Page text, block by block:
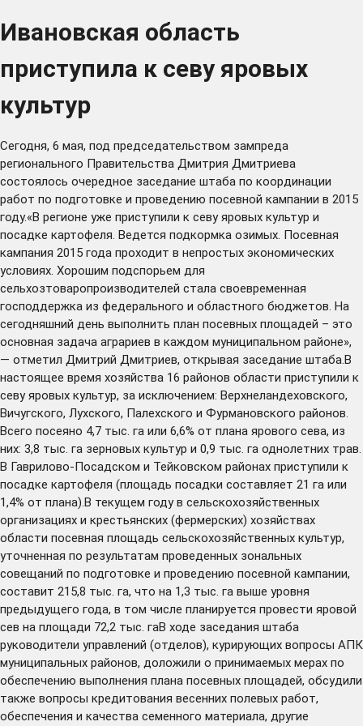
Ивановская область
приступила к севу яровых
культур
Сегодня, 6 мая, под председательством зампреда
регионального Правительства Дмитрия Дмитриева
состоялось очередное заседание штаба по координации
работ по подготовке и проведению посевной кампании в 2015
году.«В регионе уже приступили к севу яровых культур и
посадке картофеля. Ведется подкормка озимых. Посевная
кампания 2015 года проходит в непростых экономических
условиях. Хорошим подспорьем для
сельхозтоваропроизводителей стала своевременная
господдержка из федерального и областного бюджетов. На
сегодняшний день выполнить план посевных площадей – это
основная задача аграриев в каждом муниципальном районе»,
— отметил Дмитрий Дмитриев, открывая заседание штаба.В
настоящее время хозяйства 16 районов области приступили к
севу яровых культур, за исключением: Верхнеландеховского,
Вичугского, Лухского, Палехского и Фурмановского районов.
Всего посеяно 4,7 тыс. га или 6,6% от плана ярового сева, из
них: 3,8 тыс. га зерновых культур и 0,9 тыс. га однолетних трав.
В Гаврилово-Посадском и Тейковском районах приступили к
посадке картофеля (площадь посадки составляет 21 га или
1,4% от плана).В текущем году в сельскохозяйственных
организациях и крестьянских (фермерских) хозяйствах
области посевная площадь сельскохозяйственных культур,
уточненная по результатам проведенных зональных
совещаний по подготовке и проведению посевной кампании,
составит 215,8 тыс. га, что на 1,3 тыс. га выше уровня
предыдущего года, в том числе планируется провести яровой
сев на площади 72,2 тыс. гаВ ходе заседания штаба
руководители управлений (отделов), курирующих вопросы АПК
муниципальных районов, доложили о принимаемых мерах по
обеспечению выполнения плана посевных площадей, обсудили
также вопросы кредитования весенних полевых работ,
обеспечения и качества семенного материала, другие